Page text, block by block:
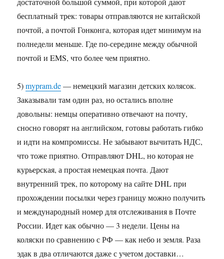
бесплатный трек: товары отправляются не китайской
почтой, а почтой Гонконга, которая идет минимум на
полнедели меньше. Где по-середине между обычной
почтой и EMS, что более чем приятно.
5)mypram.de— немецкий магазин детских колясок.
Заказывали там один раз, но остались вполне
довольны: немцы оперативно отвечают на почту,
сносно говорят на английском, готовы работать гибко
и идти на компромиссы. Не забывают вычитать НДС,
что тоже приятно. Отправляют DHL, но которая не
курьерская, а простая немецкая почта. Дают
внутренний трек, по которому на сайте DHL при
прохождении посылки через границу можно получить
и международный номер для отслеживания в Почте
России. Идет как обычно — 3 недели. Цены на
коляски по сравнению с РФ — как небо и земля. Раза
эдак в два отличаются даже с учетом доставки…